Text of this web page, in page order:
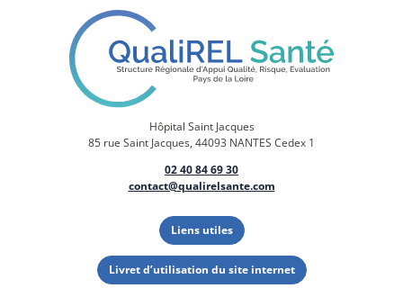
Hôpital Saint Jacques
85 rue Saint Jacques, 44093 NANTES Cedex 1
02 40 84 69 30
contact@qualirelsante.com
Liens utiles
Livret d’utilisation du site internet